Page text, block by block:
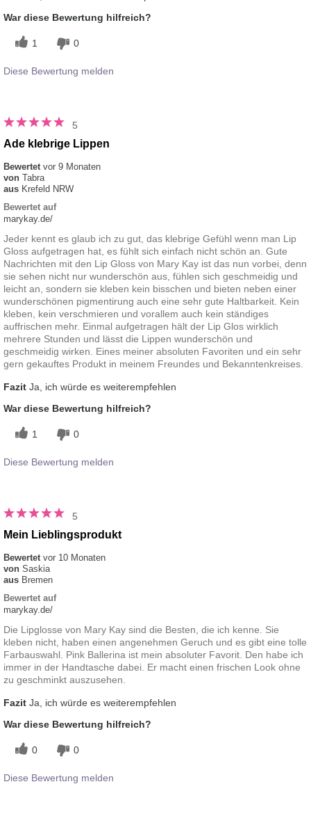
War diese Bewertung hilfreich?
1 0
Diese Bewertung melden
5
Ade klebrige Lippen
Bewertet vor 9 Monaten
von Tabra
aus Krefeld NRW
Bewertet auf
marykay.de/
Jeder kennt es glaub ich zu gut, das klebrige Gefühl wenn man Lip
Gloss aufgetragen hat, es fühlt sich einfach nicht schön an. Gute
Nachrichten mit den Lip Gloss von Mary Kay ist das nun vorbei, denn
sie sehen nicht nur wunderschön aus, fühlen sich geschmeidig und
leicht an, sondern sie kleben kein bisschen und bieten neben einer
wunderschönen pigmentirung auch eine sehr gute Haltbarkeit. Kein
kleben, kein verschmieren und vorallem auch kein ständiges
auffrischen mehr. Einmal aufgetragen hält der Lip Glos wirklich
mehrere Stunden und lässt die Lippen wunderschön und
geschmeidig wirken. Eines meiner absoluten Favoriten und ein sehr
gern gekauftes Produkt in meinem Freundes und Bekanntenkreises.
Fazit Ja, ich würde es weiterempfehlen
War diese Bewertung hilfreich?
1 0
Diese Bewertung melden
5
Mein Lieblingsprodukt
Bewertet vor 10 Monaten
von Saskia
aus Bremen
Bewertet auf
marykay.de/
Die Lipglosse von Mary Kay sind die Besten, die ich kenne. Sie
kleben nicht, haben einen angenehmen Geruch und es gibt eine tolle
Farbauswahl. Pink Ballerina ist mein absoluter Favorit. Den habe ich
immer in der Handtasche dabei. Er macht einen frischen Look ohne
zu geschminkt auszusehen.
Fazit Ja, ich würde es weiterempfehlen
War diese Bewertung hilfreich?
0 0
Diese Bewertung melden